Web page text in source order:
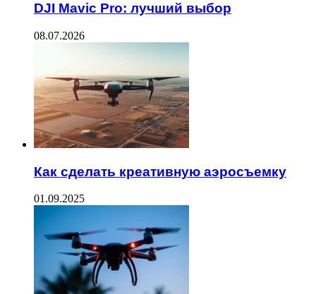
DJI Mavic Pro: лучший выбор
08.07.2026
Как сделать креативную аэросъемку
01.09.2025